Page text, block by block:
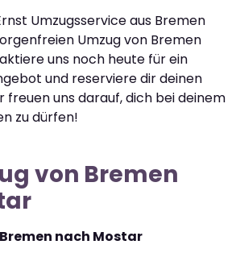
Umzugsservice aus Bremen
Umzug von Bremen
uns noch heute für ein
und reserviere dir deinen
freuen uns darauf, dich bei deinem
zu dürfen!
von Bremen
nach Mostar